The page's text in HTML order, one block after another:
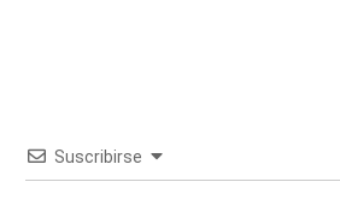
Suscribirse